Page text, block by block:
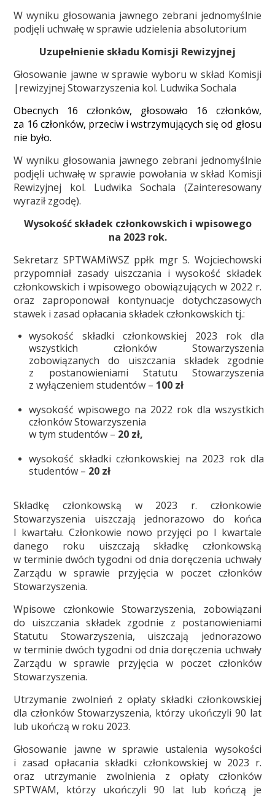
W wyniku głosowania jawnego zebrani jednomyślnie
podjęli uchwałę w sprawie udzielenia absolutorium
Uzupełnienie składu Komisji Rewizyjnej
Głosowanie jawne w sprawie wyboru w skład Komisji
|rewizyjnej Stowarzyszenia kol. Ludwika Sochala
Obecnych 16 członków, głosowało 16 członków,
za 16 członków, przeciw i wstrzymujących się od głosu
nie było.
W wyniku głosowania jawnego zebrani jednomyślnie
podjęli uchwałę w sprawie powołania w skład Komisji
Rewizyjnej kol. Ludwika Sochala (Zainteresowany
wyraził zgodę).
Wysokośćskładek członkowskich i wpisowego
na 2023 rok.
Sekretarz SPTWAMiWSZ ppłk mgr S. Wojciechowski
przypomniał zasady uiszczania i wysokość składek
członkowskich i wpisowego obowiązujących w 2022 r.
oraz zaproponował kontynuacje dotychczasowych
stawek i zasad opłacania składek członkowskich tj.:
wysokość składki członkowskiej 2023 rok dla
wszystkich członków Stowarzyszenia
zobowiązanych do uiszczania składek zgodnie
z postanowieniami Statutu Stowarzyszenia
z wyłączeniem studentów – 100 zł
wysokość wpisowego na 2022 rok dla wszystkich
członków Stowarzyszenia
w tym studentów – 20 zł,
wysokość składki członkowskiej na 2023 rok dla
studentów – 20 zł
Składkę członkowską w 2023 r. członkowie
Stowarzyszenia uiszczają jednorazowo do końca
I kwartału. Członkowie nowo przyjęci po I kwartale
danego roku uiszczają składkę członkowską
w terminie dwóch tygodni od dnia doręczenia uchwały
Zarządu w sprawie przyjęcia w poczet członków
Stowarzyszenia.
Wpisowe członkowie Stowarzyszenia, zobowiązani
do uiszczania składek zgodnie z postanowieniami
Statutu Stowarzyszenia, uiszczają jednorazowo
w terminie dwóch tygodni od dnia doręczenia uchwały
Zarządu w sprawie przyjęcia w poczet członków
Stowarzyszenia.
Utrzymanie zwolnień z opłaty składki członkowskiej
dla członków Stowarzyszenia, którzy ukończyli 90 lat
lub ukończą w roku 2023.
Głosowanie jawne w sprawie ustalenia wysokości
i zasad opłacania składki członkowskiej w 2023 r.
oraz utrzymanie zwolnienia z opłaty członków
SPTWAM, którzy ukończyli 90 lat lub kończą je